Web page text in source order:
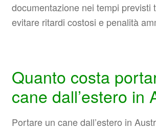
documentazione nei tempi previsti
evitare ritardi costosi e penalità
Quanto costa
cane dall’estero in
Portare un cane dall’estero in